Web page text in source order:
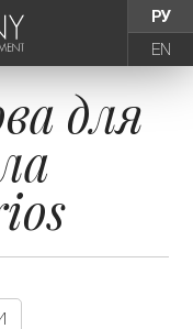
РУ
EN
для